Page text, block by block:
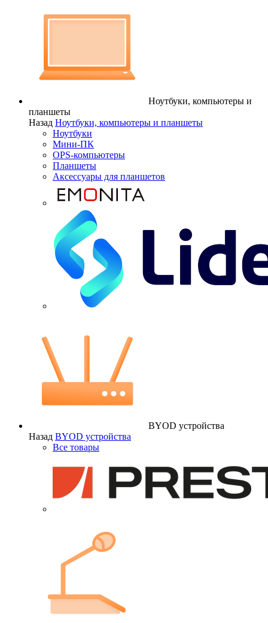
Ноутбуки, компьютеры и
планшеты
Назад Ноутбуки, компьютеры и планшеты
Ноутбуки
Мини-ПК
OPS-компьютеры
Планшеты
Аксессуары для планшетов
BYOD устройства
Назад BYOD устройства
Все товары